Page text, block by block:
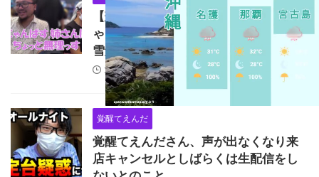
【悲報】でちゃう！こしあんさんとに
ゃんぱすさん、過去の揉め事から未だ
雪解けしていない模様
2026/8/6
覚醒てえんだ
覚醒てえんださん、声が出なくなり来
店キャンセルとしばらくは生配信をし
M
u